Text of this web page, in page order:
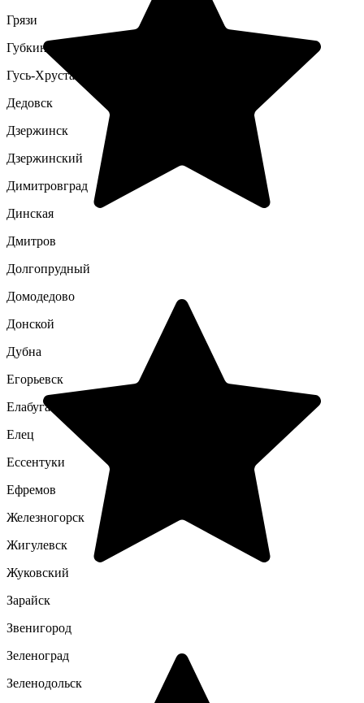
Грязи
Губкин
Гусь-Хрустальный
Дедовск
Дзержинск
Дзержинский
Димитровград
Динская
Дмитров
Долгопрудный
Домодедово
Донской
Дубна
Егорьевск
Елабуга
Елец
Ессентуки
Ефремов
Железногорск
Жигулевск
Жуковский
Зарайск
Звенигород
Зеленоград
Зеленодольск